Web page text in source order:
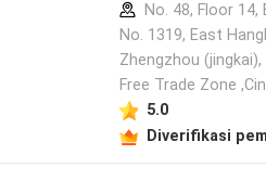
Kami akan segera
No. 48, Floor 14,
No. 1319, East
Zhengzhou
Free Trade Zone
5.0
Diverifikasi